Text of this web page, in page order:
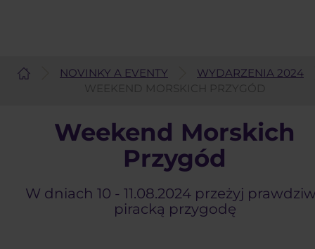
Slovenčina
NOVINKY A EVENTY
WYDARZENIA 2024
WEEKEND MORSKICH PRZYGÓD
Weekend Morskich
Przygód
W dniach 10 - 11.08.2024 przeżyj
piracką przygodę